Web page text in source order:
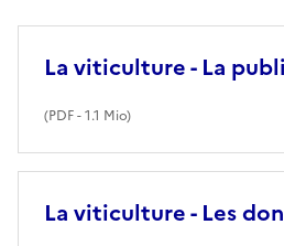
La viticulture - La
(PDF- 1.1 Mio)
La viticulture - Les